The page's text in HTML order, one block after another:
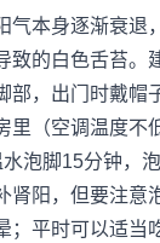
气本身逐渐衰退
致的白色舌苔。
部，出门时戴帽
里（空调温度
泡脚15分钟，
肾阳，但要注意
；平时可以适当